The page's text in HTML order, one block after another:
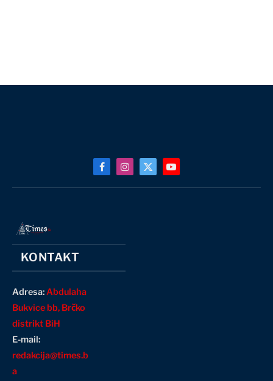
FacebookInstagram
X
(Twitter)
YouTube
KONTAKT
Adresa:Abdulaha
Bukvice bb, Brčko
distrikt BiH
E-mail:
redakcija@times.b
a